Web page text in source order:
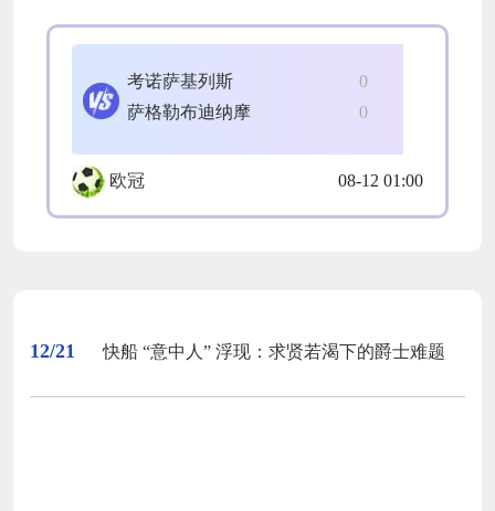
0
考诺萨基列斯
0
萨格勒布迪纳摩
欧冠 08-12 01:00
12/21 快船 “意中人” 浮现：求贤若渴下的爵士难题